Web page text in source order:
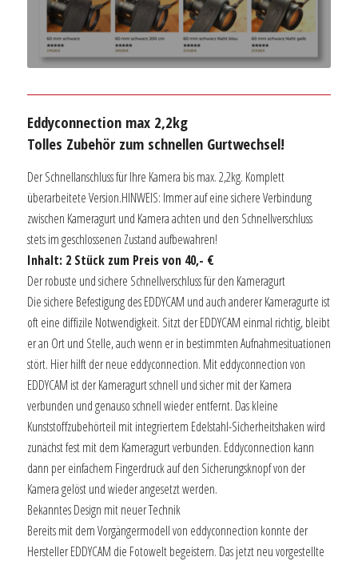
Eddyconnection max 2,2kg
Tolles Zubehör zum schnellen Gurtwechsel!
Der Schnellanschluss für Ihre Kamera bis max. 2,2kg. Komplett
überarbeitete Version.HINWEIS: Immer auf eine sichere Verbindung
zwischen Kameragurt und Kamera achten und den Schnellverschluss
stets im geschlossenen Zustand aufbewahren!
Inhalt: 2 Stück zum Preis von 40,- €
Der robuste und sichere Schnellverschluss für den Kameragurt
Die sichere Befestigung des EDDYCAM und auch anderer Kameragurte ist
oft eine diffizile Notwendigkeit. Sitzt der EDDYCAM einmal richtig, bleibt
er an Ort und Stelle, auch wenn er in bestimmten Aufnahmesituationen
stört. Hier hilft der neue eddyconnection. Mit eddyconnection von
EDDYCAM ist der Kameragurt schnell und sicher mit der Kamera
verbunden und genauso schnell wieder entfernt. Das kleine
Kunststoffzubehörteil mit integriertem Edelstahl-Sicherheitshaken wird
zunächst fest mit dem Kameragurt verbunden. Eddyconnection kann
dann per einfachem Fingerdruck auf den Sicherungsknopf von der
Kamera gelöst und wieder angesetzt werden.
Bekanntes Design mit neuer Technik
Bereits mit dem Vorgängermodell von eddyconnection konnte der
Hersteller EDDYCAM die Fotowelt begeistern. Das jetzt neu vorgestellte